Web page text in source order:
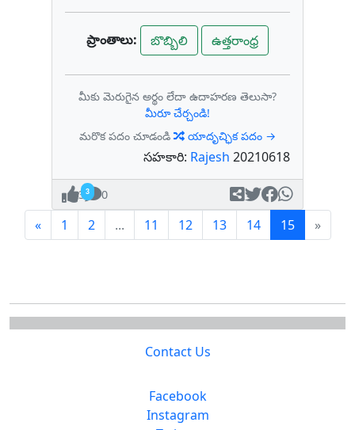
ప్రాంతాలు: బొబ్బిలి ఉత్తరాంధ్ర
మీకు మెరుగైన అర్థం లేదా ఉదాహరణ తెలుసా?
మీరూ చేర్చండి!
మరొక పదం చూడండి
యాదృచ్ఛిక పదం →
సహకారి: Rajesh 20210618
3 0
«Previous
1 2 ... 11 12 13 14 15(current)
»
Contact Us
Facebook
Instagram